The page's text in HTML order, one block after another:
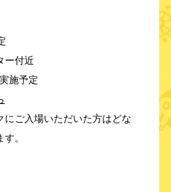
ー付近
施予定
ご入場いただいた方はどな
。